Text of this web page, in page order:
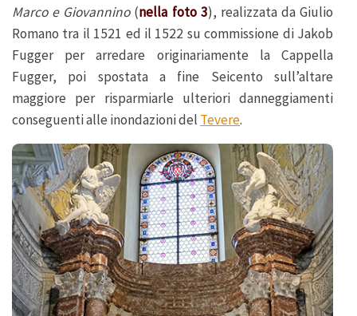
Marco e Giovannino(nella foto 3), realizzata da Giulio
Romano tra il 1521 ed il 1522 su commissione di Jakob
Fugger per arredare originariamente la Cappella
Fugger, poi spostata a fine Seicento sull’altare
maggiore per risparmiarle ulteriori danneggiamenti
conseguenti alle inondazioni del Tevere.